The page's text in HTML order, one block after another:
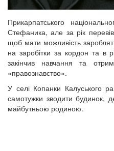
Прикарпатського
Стефаника, але за рік
щоб мати можливість
на заробітки за кордон та в
закінчив навчання та
«правознавство».
У селі Копанки Калуського
самотужки зводити будинок,
майбутньою родиною.